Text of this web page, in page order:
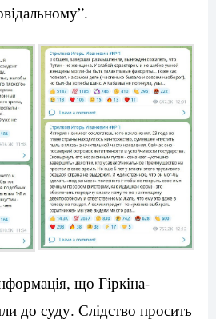
що Гіркіна-
до суду. Слідство просить